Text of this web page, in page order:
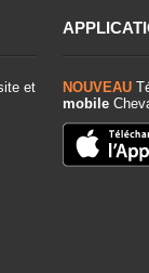
et
NOUVEAU
mobile